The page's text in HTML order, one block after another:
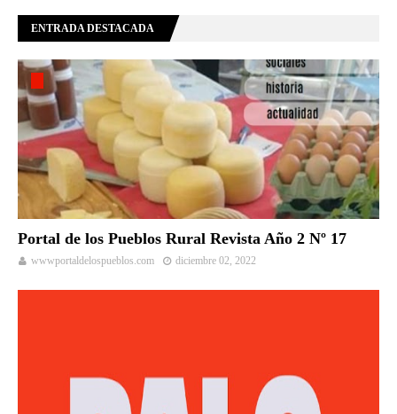
ENTRADA DESTACADA
Portal de los Pueblos Rural Revista Año 2 Nº 17
wwwportaldelospueblos.com diciembre 02, 2022